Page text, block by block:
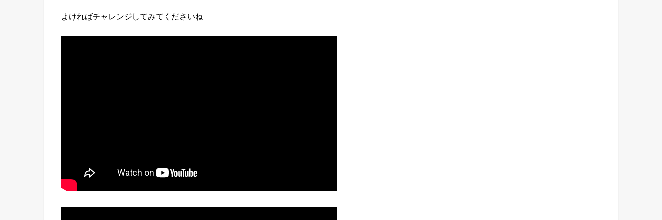
よければチャレンジしてみてくださいね